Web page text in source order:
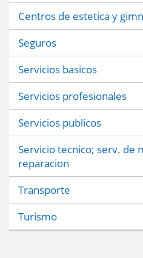
Centros de estetica y
Seguros
Servicios basicos
Servicios profesionales
Servicios publicos
Servicio tecnico; serv. de
reparacion
Transporte
Turismo